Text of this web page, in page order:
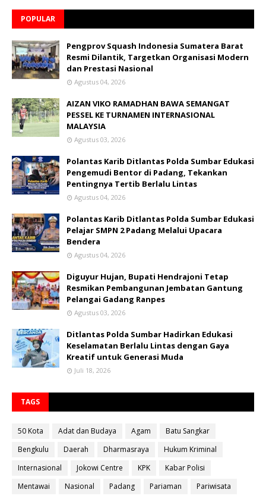
POPULAR
Pengprov Squash Indonesia Sumatera Barat
Resmi Dilantik, Targetkan Organisasi Modern
dan Prestasi Nasional
Agustus 04, 2026
AIZAN VIKO RAMADHAN BAWA SEMANGAT
PESSEL KE TURNAMEN INTERNASIONAL
MALAYSIA
Agustus 03, 2026
Polantas Karib Ditlantas Polda Sumbar Edukasi
Pengemudi Bentor di Padang, Tekankan
Pentingnya Tertib Berlalu Lintas
Agustus 04, 2026
Polantas Karib Ditlantas Polda Sumbar Edukasi
Pelajar SMPN 2 Padang Melalui Upacara
Bendera
Agustus 04, 2026
Diguyur Hujan, Bupati Hendrajoni Tetap
Resmikan Pembangunan Jembatan Gantung
Pelangai Gadang Ranpes
Agustus 03, 2026
Ditlantas Polda Sumbar Hadirkan Edukasi
Keselamatan Berlalu Lintas dengan Gaya
Kreatif untuk Generasi Muda
Juli 18, 2026
TAGS
50 Kota Adat dan Budaya Agam
Batu Sangkar
Bengkulu
Daerah Dharmasraya
Hukum Kriminal
Internasional
Jokowi Centre KPK
Kabar Polisi
Mentawai
Nasional Padang Pariaman Pariwisata